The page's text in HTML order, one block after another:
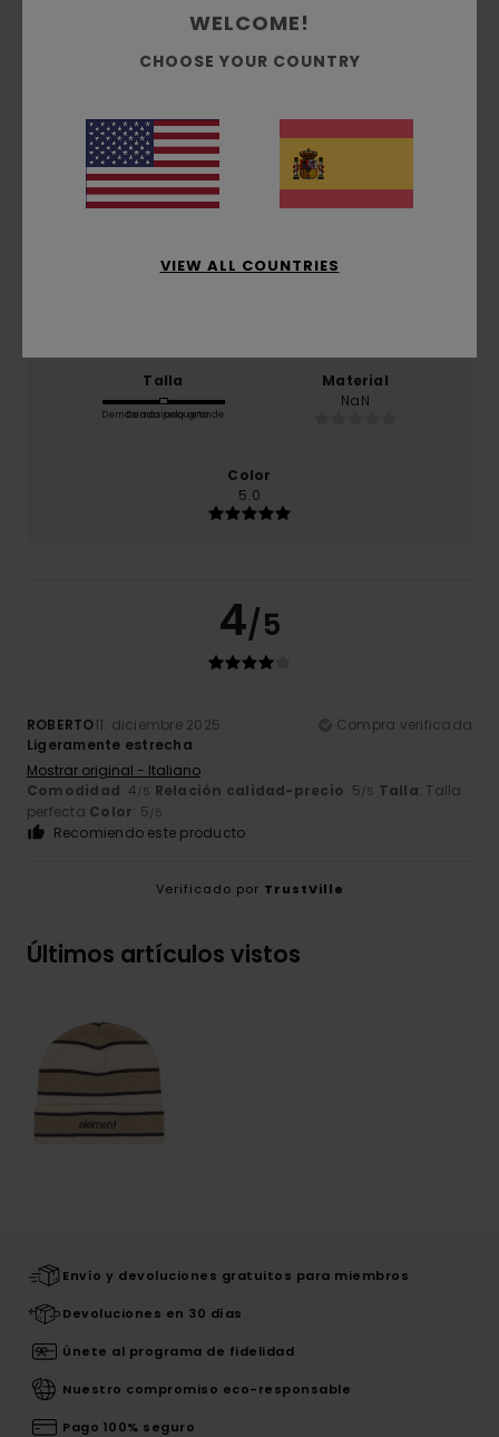
El 100% de nuestros clientes recomiendan este
producto
Comodidad
Talla
Demasiado pequeño
Demasiado grande
Material
NaN
Color
5.0
4/5
ROBERTO11. diciembre 2025
Compra verificada
Ligeramente estrecha
Mostrar original - Italiano
Comodidad: 4/5 Relación calidad-precio: 5/5 Talla: Talla
perfecta Color: 5/5
Recomiendo este producto
Verificado por TrustVille
Últimos artículos vistos
Envío y devoluciones gratuitos para miembros
Devoluciones en 30 días
Únete al programa de fidelidad
Nuestro compromiso eco-responsable
Pago 100% seguro
WELCOME!
CHOOSE YOUR COUNTRY
VIEW ALL COUNTRIES